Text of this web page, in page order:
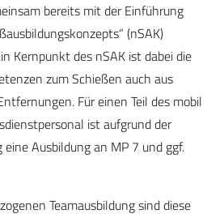
bereits mit der Einführung
(nSAK)
Kernpunkt des nSAK ist dabei die
zum Schießen auch aus
Für einen Teil des mobil
ist aufgrund der
Ausbildung an MP 7 und ggf.
Teamausbildung sind diese